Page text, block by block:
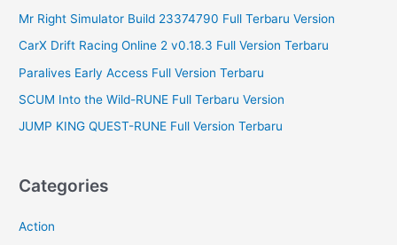
Mr Right Simulator Build 23374790 Full Terbaru Version
CarX Drift Racing Online 2 v0.18.3 Full Version Terbaru
Paralives Early Access Full Version Terbaru
SCUM Into the Wild-RUNE Full Terbaru Version
JUMP KING QUEST-RUNE Full Version Terbaru
Categories
Action